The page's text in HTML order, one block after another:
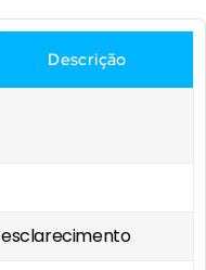
Descrição
esclarecimento